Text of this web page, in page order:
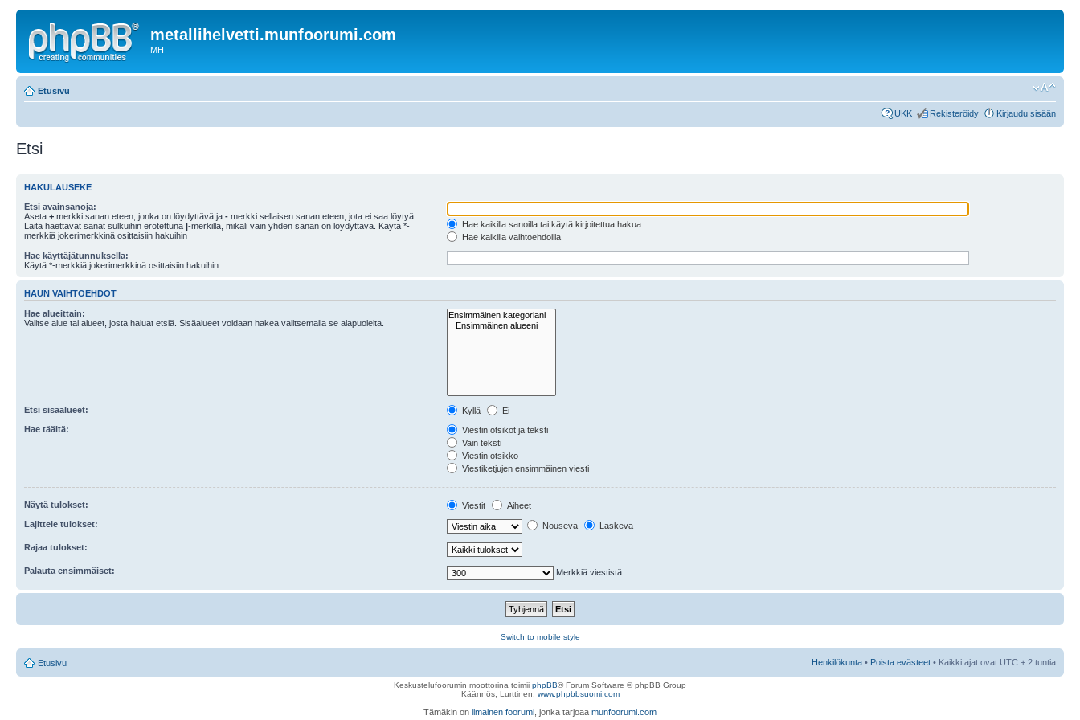
metallihelvetti.munfoorumi.com
MH
Etusivu
UKK Rekisteröidy Kirjaudu sisään
Etsi
HAKULAUSEKE
Etsi avainsanoja:
Aseta + merkki sanan eteen, jonka on löydyttävä ja - merkki sellaisen sanan eteen, jota ei saa löytyä.
Laita haettavat sanat sulkuihin erotettuna |-merkillä, mikäli vain yhden sanan on löydyttävä. Käytä *-
merkkiä jokerimerkkinä osittaisiin hakuihin
Hae kaikilla sanoilla tai käytä kirjoitettua hakua
Hae kaikilla vaihtoehdoilla
Hae käyttäjätunnuksella:
Käytä *-merkkiä jokerimerkkinä osittaisiin hakuihin
HAUN VAIHTOEHDOT
Hae alueittain:
Valitse alue tai alueet, josta haluat etsiä. Sisäalueet voidaan hakea valitsemalla se alapuolelta.
Etsi sisäalueet: Kyllä
Ei
Hae täältä:
Viestin otsikot ja teksti
Vain teksti
Viestin otsikko
Viestiketjujen ensimmäinen viesti
Näytä tulokset: Viestit
Aiheet
Lajittele tulokset:
Nouseva Laskeva
Rajaa tulokset:
Palauta ensimmäiset: Merkkiä viestistä
Switch to mobile style
Etusivu Henkilökunta • Poista evästeet • Kaikki ajat ovat UTC + 2 tuntia
Keskustelufoorumin moottorina toimii phpBB® Forum Software © phpBB Group
Käännös, Lurttinen, www.phpbbsuomi.com
Tämäkin on ilmainen foorumi , jonka tarjoaa munfoorumi.com